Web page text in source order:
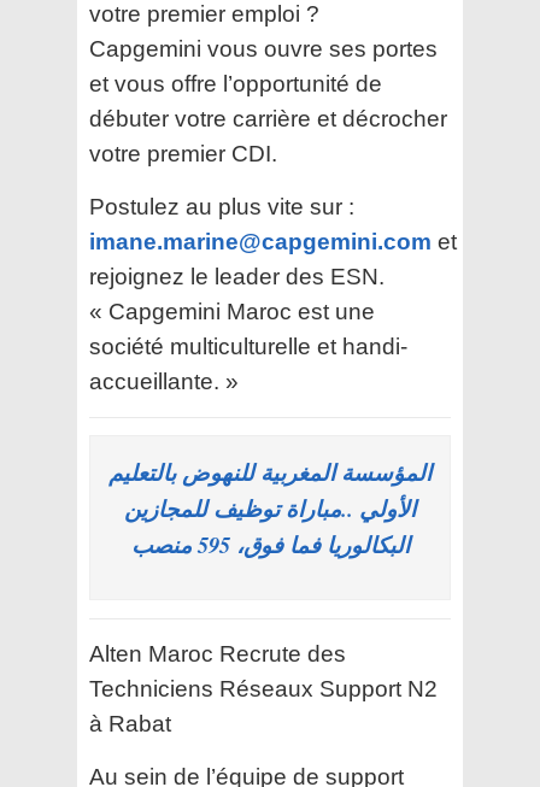
votre premier emploi ?
Capgemini vous ouvre ses portes
et vous offre l’opportunité de
débuter votre carrière et décrocher
votre premier CDI.
Postulez au plus vite sur :
imane.marine@capgemini.com et
rejoignez le leader des ESN.
« Capgemini Maroc est une
société multiculturelle et handi-
accueillante. »
المؤسسة المغربية للنهوض بالتعليم
الأولي ..مباراة توظيف للمجازين
البكالوريا فما فوق، 595 منصب
Alten Maroc Recrute des
Techniciens Réseaux Support N2
à Rabat
Au sein de l’équipe de support